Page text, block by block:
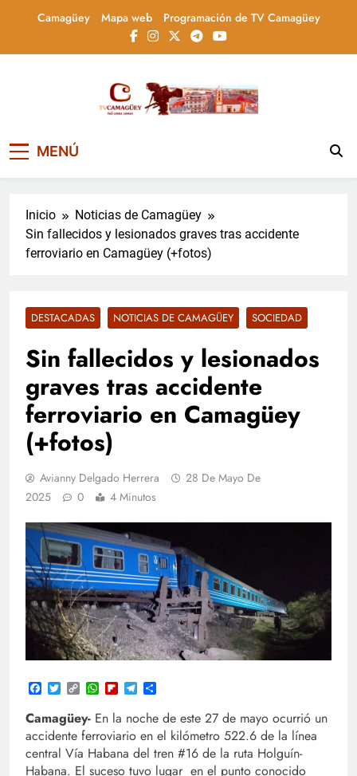
Camagüey Mapa web Programación de TV Camagüey
Televisión Camagüey,
Cuba
informa, educa y entretiene con contenidos
la actualidad nacional
MENÚ
Inicio
Noticias de Camagüey
Sin fallecidos y lesionados graves tras accidente
ferroviario en Camagüey (+fotos)
DESTACADAS NOTICIAS DE CAMAGÜEY SOCIEDAD
Sin fallecidos y lesionados
graves tras accidente
ferroviario en Camagüey
(+fotos)
Avianny Delgado Herrera
28 De Mayo De
2025
0 4 Minutos
Facebook
TwitterCopy
Link
WhatsApp
FlipboardTelegram
Camagüey- En la noche de este 27 de mayo ocurrió un
accidente ferroviario en el kilómetro 522.6 de la línea
central Vía Habana del tren #16 de la ruta Holguín-
Habana. El suceso tuvo lugar en el punto conocido